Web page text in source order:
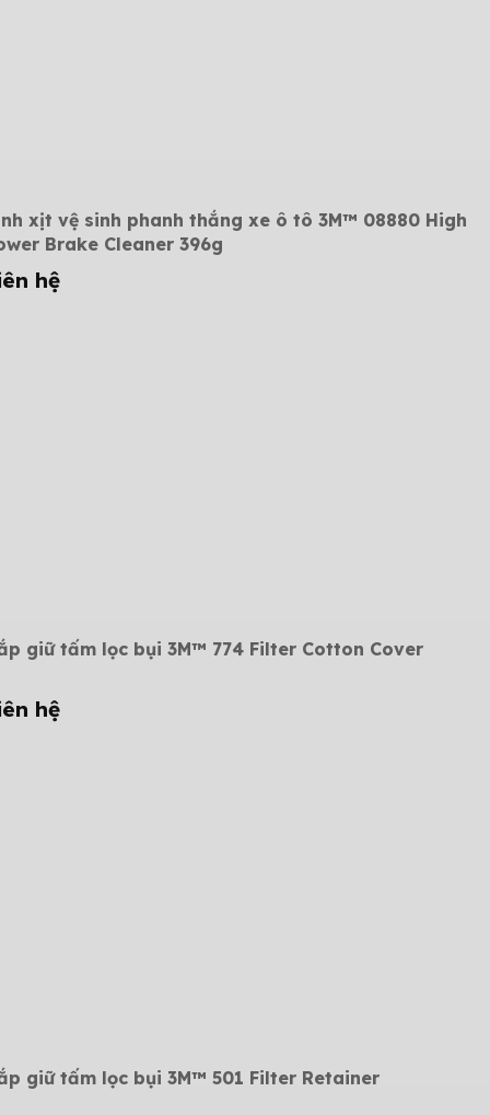
xịt vệ sinh phanh thắng xe ô tô 3M™ 08880 High
Brake Cleaner 396g
hệ
giữ tấm lọc bụi 3M™ 774 Filter Cotton Cover
hệ
giữ tấm lọc bụi 3M™ 501 Filter Retainer